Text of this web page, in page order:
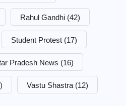
Rahul Gandhi (42)
Student Protest (17)
Pradesh News (16)
Vastu Shastra (12)